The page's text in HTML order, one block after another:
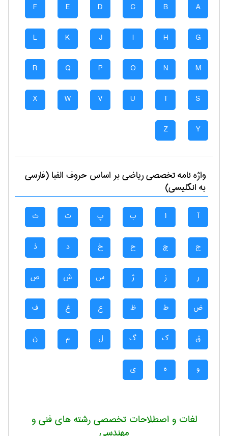
A
B
C
D
E
F
G
H
I
J
K
L
M
N
O
P
Q
R
S
T
U
V
W
X
Y
Z
واژه نامه تخصصیرياضیبر اساس حروف الفبا (فارسی
به انگلیسی)
آ ا ب پ ت ث
ج چ ح خ د ذ
ر ز ژ س ش ص
ض ط ظ ع غ ف
ق ک گ ل م ن
و ه ی
لغات و اصطلاحات تخصصی رشته های فنی و